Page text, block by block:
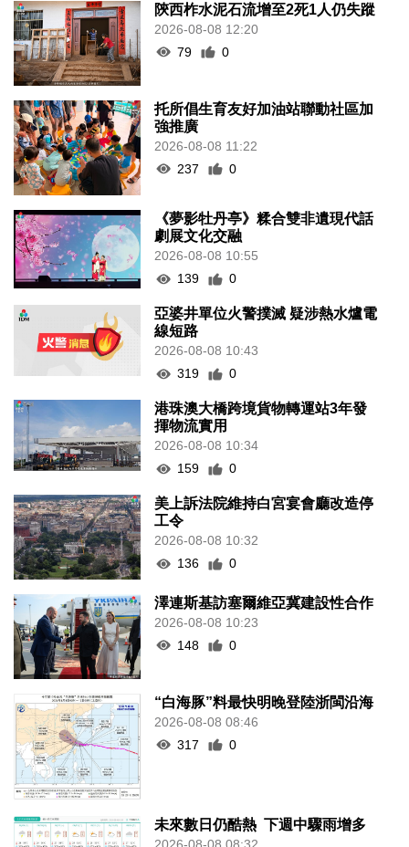
陝西柞水泥石流增至2死1人仍失蹤
2026-08-08 12:20
79
0
托所倡生育友好加油站聯動社區加
強推廣
2026-08-08 11:22
237
0
《夢影牡丹亭》糅合雙非遺現代話
劇展文化交融
2026-08-08 10:55
139
0
亞婆井單位火警撲滅 疑涉熱水爐電
線短路
2026-08-08 10:43
319
0
港珠澳大橋跨境貨物轉運站3年發
揮物流實用
2026-08-08 10:34
159
0
美上訴法院維持白宮宴會廳改造停
工令
2026-08-08 10:32
136
0
澤連斯基訪塞爾維亞冀建設性合作
2026-08-08 10:23
148
0
“白海豚”料最快明晚登陸浙閩沿海
2026-08-08 08:46
317
0
未來數日仍酷熱 下週中驟雨增多